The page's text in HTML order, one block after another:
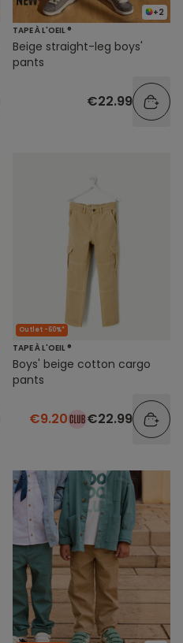
+2
TAPE À L'OEIL ®
Beige straight-leg boys'
pants
€22.99
Outlet -60%*
TAPE À L'OEIL ®
Boys' beige cotton cargo
pants
€9.20 €22.99